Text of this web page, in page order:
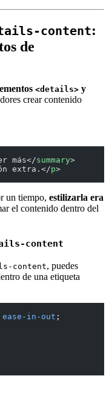
content:
de
<details> y
crear contenido
más</summary>
extra.</p>
un tiempo, estilizarla era
el contenido dentro del
content
content, puedes
de una etiqueta
ease-in-out ;